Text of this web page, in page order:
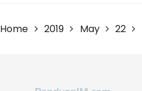
Home 2019 May 22